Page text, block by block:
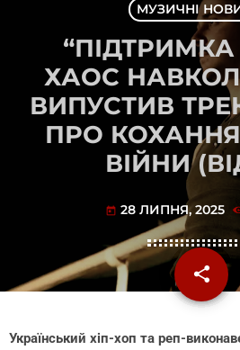
МУЗИЧНІ
ХАОС
ВИПУСТИВ
ПРО
ВІЙНИ
today 28 ЛИПНЯ, 2025
share
email
Український хіп-хоп та реп-